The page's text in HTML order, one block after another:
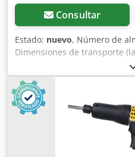
Consultar
Estado: nuevo, Número de
Dimensiones de transporte
Dodpfx Amjzky Tcsaokr ----
Longitud: 877-927 mm
empuñaduras: 623 mm
Frecuencia de impacto: 1440